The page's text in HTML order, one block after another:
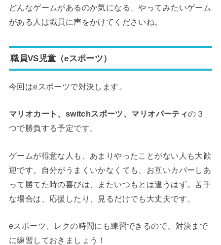
どんなゲームがあるのか気になる、やってみたいゲーム
がある人は職員に声をかけてくださいね。
職員VS児童（eスポーツ）
今回はeスポーツで対決します。
マリオカート、switchスポーツ、 マリオパーティの３
つで勝負する予定です。
ゲームが得意な人も、あまりやったことがない人も大歓
迎です。自分がうまくいかなくても、お互いカバーしあ
って勝てた時の喜びは、またいつもとは違うはず。苦手
な場合は、応援したり、見るだけでも大丈夫です。
eスポーツ、レクの時間にも練習できるので、対決まで
に練習しておきましょう！